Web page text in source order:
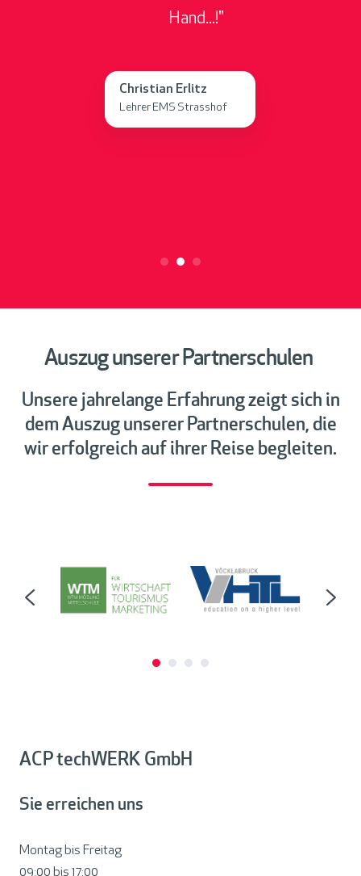
Hand...!"
Christian Erlitz
Lehrer EMS Strasshof
Auszug unserer Partnerschulen
Unsere jahrelange Erfahrung zeigt sich in
dem Auszug unserer Partnerschulen, die
wir erfolgreich auf ihrer Reise begleiten.
ACP techWERK GmbH
Sie erreichen uns
Montag bis Freitag
09:00 bis 17:00